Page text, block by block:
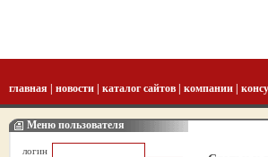
главная новости каталог сайтов компании
Меню пользователя
логин